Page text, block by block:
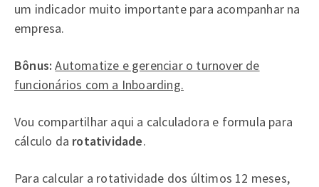
um indicador muito importante para acompanhar na
empresa.
Bônus:Automatize e gerenciar o turnover de
funcionários com a Inboarding.
Vou compartilhar aqui a calculadora e formula para
cálculo da rotatividade.
Para calcular a rotatividade dos últimos 12 meses,